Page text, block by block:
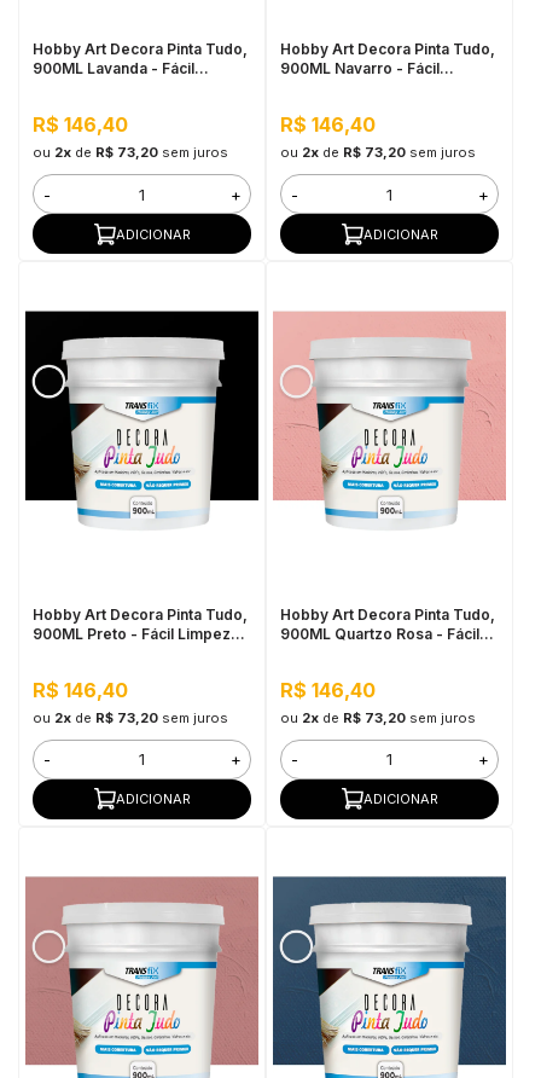
Hobby Art Decora Pinta Tudo,
900ML Lavanda - Fácil
R$ 146,40
ou 2xde R$ 73,20 sem juros
- +
ADICIONAR
Hobby Art Decora Pinta Tudo,
900ML Navarro - Fácil
R$ 146,40
ou 2xde R$ 73,20 sem juros
- +
ADICIONAR
Hobby Art Decora Pinta Tudo,
900ML Preto - Fácil Limpeza,
R$ 146,40
ou 2xde R$ 73,20 sem juros
- +
ADICIONAR
Hobby Art Decora Pinta Tudo,
900ML Quartzo Rosa - Fácil
R$ 146,40
ou 2xde R$ 73,20 sem juros
- +
ADICIONAR